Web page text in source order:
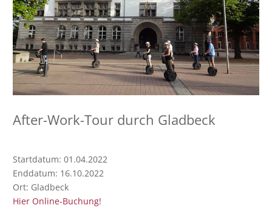
After-Work-Tour durch Gladbeck
Startdatum: 01.04.2022
Enddatum: 16.10.2022
Ort: Gladbeck
Hier Online-Buchung!